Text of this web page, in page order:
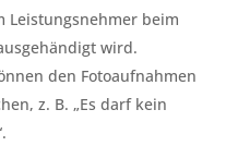
Leistungsnehmer beim
wird.
den Fotoaufnahmen
z. B. „Es darf kein